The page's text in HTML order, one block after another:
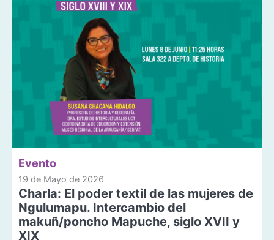
Evento
19 de Mayo de 2026
Charla: El poder textil de las mujeres de
Ngulumapu. Intercambio del
makuñ/poncho Mapuche, siglo XVII y
XIX